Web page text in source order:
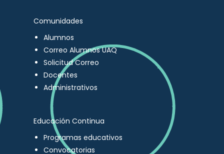
Comunidades
Alumnos
Correo Alumnos UAQ
Solicitud Correo
Docentes
Administrativos
Educación Continua
Programas educativos
Convocatorias